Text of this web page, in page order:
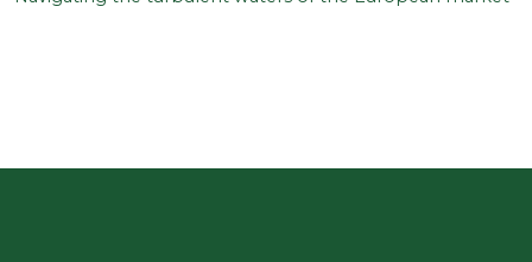
NAVIGATION